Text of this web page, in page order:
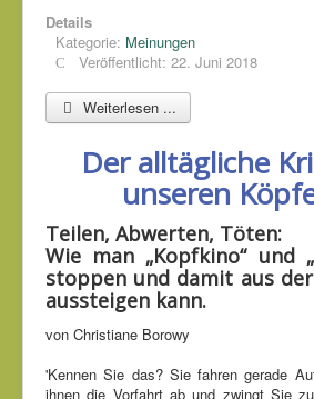
Details
Kategorie: Meinungen
Veröffentlicht: 22. Juni 2018
Weiterlesen ...
Der alltägliche
unseren
Teilen, Abwerten, Töten:
Wie man „Kopfkino“ und
stoppen und damit aus
aussteigen kann.
von Christiane Borowy
'Kennen Sie das? Sie fahren gerade
ihnen die Vorfahrt ab und zwingt Sie